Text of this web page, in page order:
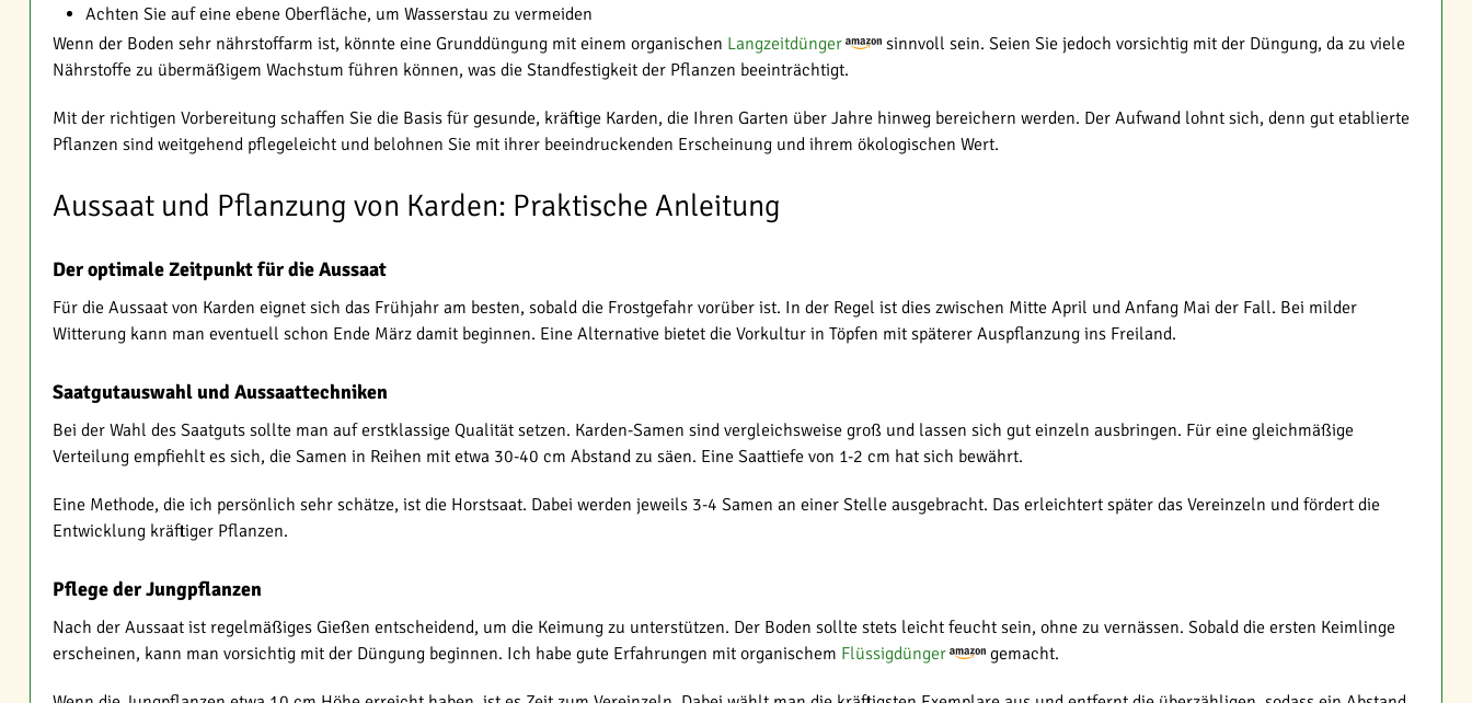
Achten Sie auf eine ebene Oberfläche, um Wasserstau zu vermeiden
Wenn der Boden sehr nährstoffarm ist, könnte eine Grunddüngung mit einem organischen Langzeitdünger
sinnvoll sein. Seien Sie jedoch vorsichtig mit der Düngung, da zu viele
Nährstoffe zu übermäßigem Wachstum führen können, was die Standfestigkeit der Pflanzen beeinträchtigt.
Mit der richtigen Vorbereitung schaffen Sie die Basis für gesunde, kräftige Karden, die Ihren Garten über Jahre hinweg bereichern werden. Der Aufwand lohnt sich, denn gut etablierte
Pflanzen sind weitgehend pflegeleicht und belohnen Sie mit ihrer beeindruckenden Erscheinung und ihrem ökologischen Wert.
Aussaat und Pflanzung von Karden: Praktische Anleitung
Der optimale Zeitpunkt für die Aussaat
Für die Aussaat von Karden eignet sich das Frühjahr am besten, sobald die Frostgefahr vorüber ist. In der Regel ist dies zwischen Mitte April und Anfang Mai der Fall. Bei milder
Witterung kann man eventuell schon Ende März damit beginnen. Eine Alternative bietet die Vorkultur in Töpfen mit späterer Auspflanzung ins Freiland.
Saatgutauswahl und Aussaattechniken
Bei der Wahl des Saatguts sollte man auf erstklassige Qualität setzen. Karden-Samen sind vergleichsweise groß und lassen sich gut einzeln ausbringen. Für eine gleichmäßige
Verteilung empfiehlt es sich, die Samen in Reihen mit etwa 30-40 cm Abstand zu säen. Eine Saattiefe von 1-2 cm hat sich bewährt.
Eine Methode, die ich persönlich sehr schätze, ist die Horstsaat. Dabei werden jeweils 3-4 Samen an einer Stelle ausgebracht. Das erleichtert später das Vereinzeln und fördert die
Entwicklung kräftiger Pflanzen.
Pflege der Jungpflanzen
Nach der Aussaat ist regelmäßiges Gießen entscheidend, um die Keimung zu unterstützen. Der Boden sollte stets leicht feucht sein, ohne zu vernässen. Sobald die ersten Keimlinge
erscheinen, kann man vorsichtig mit der Düngung beginnen. Ich habe gute Erfahrungen mit organischem Flüssigdünger gemacht.